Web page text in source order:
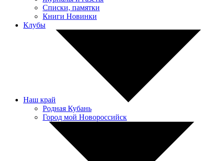
Списки, памятки
Книги Новинки
Клубы
Наш край
Родная Кубань
Город мой Новороссийск